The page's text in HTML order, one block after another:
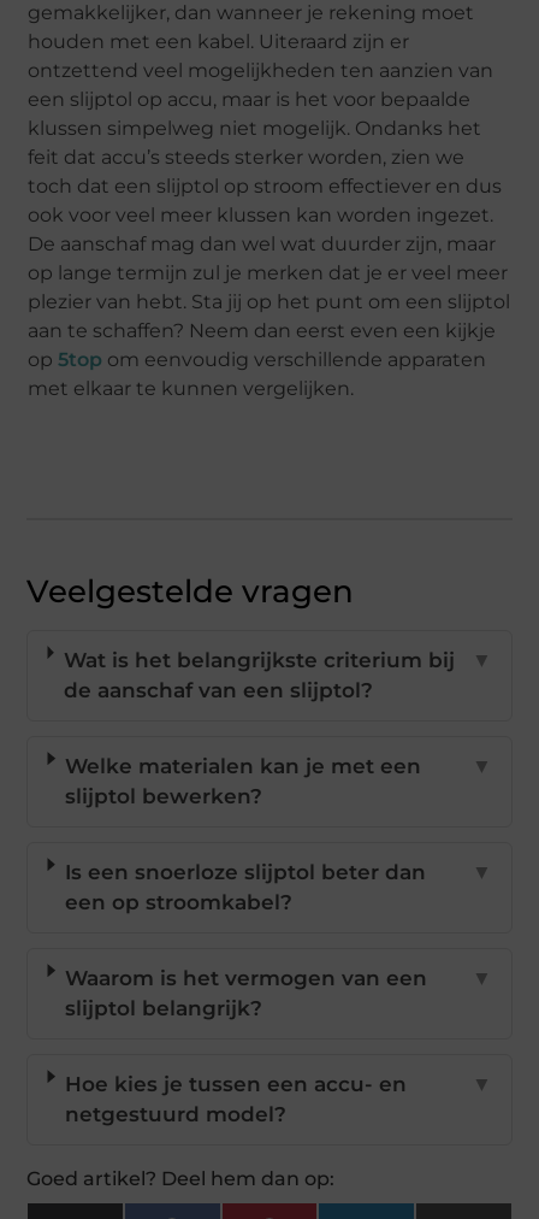
gemakkelijker, dan wanneer je rekening moet
houden met een kabel. Uiteraard zijn er
ontzettend veel mogelijkheden ten aanzien van
een slijptol op accu, maar is het voor bepaalde
klussen simpelweg niet mogelijk. Ondanks het
feit dat accu’s steeds sterker worden, zien we
toch dat een slijptol op stroom effectiever en dus
ook voor veel meer klussen kan worden ingezet.
De aanschaf mag dan wel wat duurder zijn, maar
op lange termijn zul je merken dat je er veel meer
plezier van hebt. Sta jij op het punt om een slijptol
aan te schaffen? Neem dan eerst even een kijkje
op5top om eenvoudig verschillende apparaten
met elkaar te kunnen vergelijken.
Veelgestelde vragen
Wat is het belangrijkste criterium bij
de aanschaf van een slijptol?
▼
Welke materialen kan je met een
slijptol bewerken?
▼
Is een snoerloze slijptol beter dan
een op stroomkabel?
▼
Waarom is het vermogen van een
slijptol belangrijk?
▼
Hoe kies je tussen een accu- en
netgestuurd model?
▼
Goed artikel? Deel hem dan op: